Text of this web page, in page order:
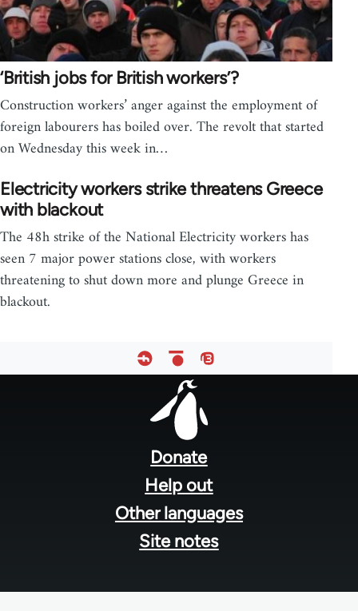
‘British jobs for British workers’?
Construction workers’ anger against the employment of
foreign labourers has boiled over. The revolt that started
on Wednesday this week in…
Electricity workers strike threatens Greece
with blackout
The 48h strike of the National Electricity workers has
seen 7 major power stations close, with workers
threatening to shut down more and plunge Greece in
blackout.
Donate
Help out
Other languages
Site notes